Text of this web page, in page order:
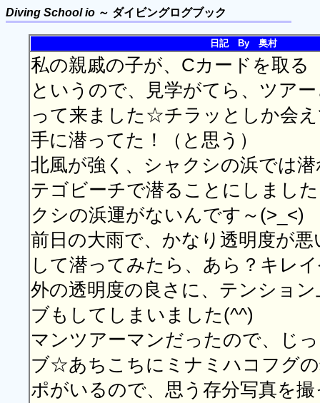
Diving School io ～ ダイビングログブック
日記 By 奥村
私の親戚の子が、Cカードを取る
というので、見学がてら、ツア
って来ました☆チラッとしか会
手に潜ってた！（と思う）
北風が強く、シャクシの浜では
テゴビーチで潜ることにしまし
クシの浜運がないんです～(>_<)
前日の大雨で、かなり透明度が
して潜ってみたら、あら？キレ
外の透明度の良さに、テンショ
ブもしてしまいました(^^)
マンツアーマンだったので、じ
ブ☆あちこちにミナミハコフグ
ポがいるので、思う存分写真を